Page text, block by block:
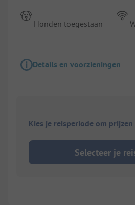
Honden toegestaan
Details en voorzieningen
Kies je reisperiode om
Selecteer je